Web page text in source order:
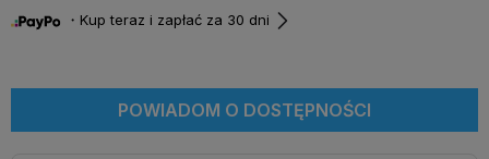
・Kup teraz i zapłać za 30 dni
POWIADOM O DOSTĘPNOŚCI